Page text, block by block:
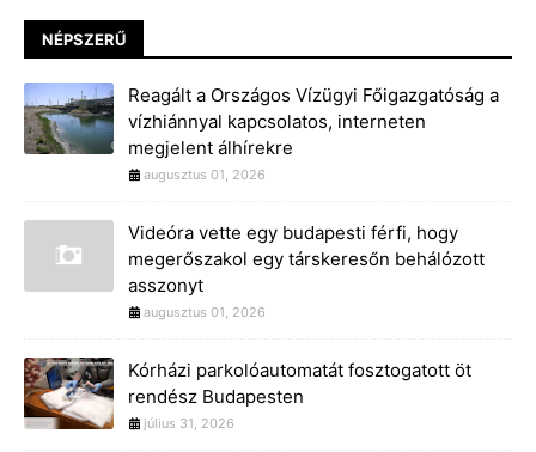
NÉPSZERŰ
Reagált a Országos Vízügyi Főigazgatóság a
vízhiánnyal kapcsolatos, interneten
megjelent álhírekre
augusztus 01, 2026
Videóra vette egy budapesti férfi, hogy
megerőszakol egy társkeresőn behálózott
asszonyt
augusztus 01, 2026
Kórházi parkolóautomatát fosztogatott öt
rendész Budapesten
július 31, 2026